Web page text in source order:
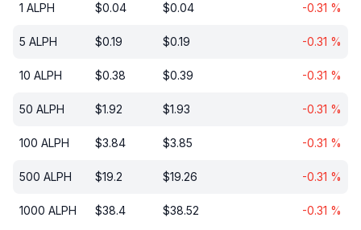
1 ALPH $0.04 $0.04 -0.31 %
5 ALPH $0.19 $0.19 -0.31 %
10 ALPH $0.38 $0.39 -0.31 %
50 ALPH $1.92 $1.93 -0.31 %
100 ALPH $3.84 $3.85 -0.31 %
500 ALPH $19.2 $19.26 -0.31 %
1000 ALPH $38.4 $38.52 -0.31 %